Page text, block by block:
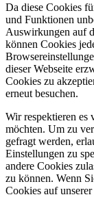
Da diese Cookies
und Funktionen
Auswirkungen auf
können Cookies
dieser Webseite
Cookies zu
erneut besuchen.
Wir respektieren es
möchten. Um zu
gefragt werden,
Einstellungen zu
andere Cookies
zu können. Wenn
Cookies auf